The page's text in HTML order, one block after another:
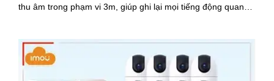
thu âm trong phạm vi 3m, giúp ghi lại mọi tiếng động quan